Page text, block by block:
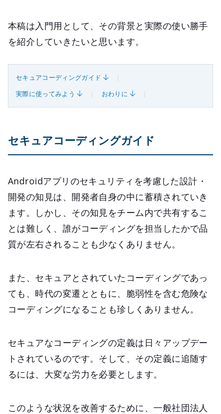
本稿は入門用として、その背景と実際の使い勝手
を紹介していきたいと思います。
セキュアコーディングガイド
実際に使ってみよう
おわりに
セキュアコーディングガイド
Androidアプリのセキュリティを考慮した設計・
開発の知見は、開発者自身の中に蓄積されていき
ます。しかし、その知見をチーム内で共有するこ
とは難しく、誰がコーディングを担当したかで品
質が左右されることも少なくありません。
また、セキュアとされていたコーディングであっ
ても、時代の変遷とともに、脆弱性を含む危険な
コーディングになることも珍しくありません。
セキュアなコーディングの定義は日々アップデー
トされているのです。そして、その定義に追随す
るには、大変な労力を必要とします。
このような状況を改善するために、一般社団法人